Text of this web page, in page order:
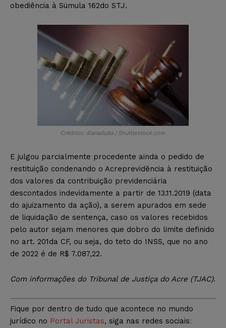
obediência à Súmula 162do STJ.
Créditos: dianaduda / Shutterstock.com
E julgou parcialmente procedente ainda o pedido de
restituição condenando o Acreprevidência à restituição
dos valores da contribuição previdenciária
descontados indevidamente a partir de 13.11.2019 (data
do ajuizamento da ação), a serem apurados em sede
de liquidação de sentença, caso os valores recebidos
pelo autor sejam menores que dobro do limite definido
no art. 201da CF, ou seja, do teto do INSS, que no ano
de 2022 é de R$ 7.087,22.
Com informações do Tribunal de Justiça do Acre (TJAC).
Fique por dentro de tudo que acontece no mundo
jurídico no Portal Juristas, siga nas redes sociais: